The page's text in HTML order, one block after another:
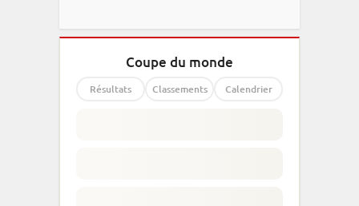
Coupe du monde
Résultats Classements Calendrier